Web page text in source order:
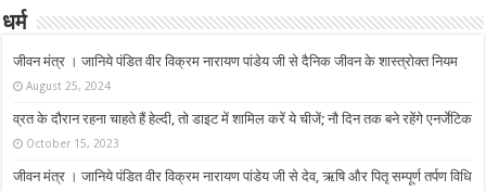
धर्म
जीवन मंत्र । जानिये पंडित वीर विक्रम नारायण पांडेय जी से दैनिक जीवन के शास्त्रोक्त नियम
August 25, 2024
व्रत के दौरान रहना चाहते हैं हेल्दी, तो डाइट में शामिल करें ये चीजें; नौ दिन तक बने रहेंगे एनर्जेटिक
October 15, 2023
जीवन मंत्र । जानिये पंडित वीर विक्रम नारायण पांडेय जी से देव, ऋषि और पितृ सम्पूर्ण तर्पण विधि